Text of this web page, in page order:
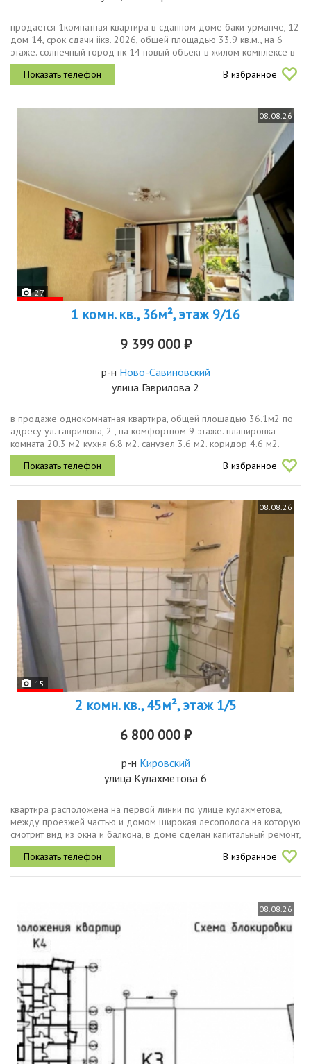
продаётся 1комнатная квартира в сданном доме баки урманче, 12
дом 14, срок сдачи iiкв. 2026, общей площадью 33.9 кв.м., на 6
этаже. солнечный город пк 14 новый объект в жилом комплексе в
развитом семейном микрорайоне. мы применили современные...
В избранное
08.08.26
27
1 комн. кв., 36м², этаж 9/16
9 399 000 ₽
р-н Ново-Савиновский
улица Гаврилова 2
в продаже однокомнатная квартира, общей площадью 36.1м2 по
адресу ул. гаврилова, 2 , на комфортном 9 этаже. планировка
комната 20.3 м2 кухня 6.8 м2. санузел 3.6 м2. коридор 4.6 м2.
балкон 1 м2. ремонт косметический, в квартире останется вся...
В избранное
08.08.26
15
2 комн. кв., 45м², этаж 1/5
6 800 000 ₽
р-н Кировский
улица Кулахметова 6
квартира расположена на первой линии по улице кулахметова,
между проезжей частью и домом широкая лесополоса на которую
смотрит вид из окна и балкона, в доме сделан капитальный ремонт,
замена труб и сантехники, есть кладовка, балкон, в ста метрах...
В избранное
08.08.26